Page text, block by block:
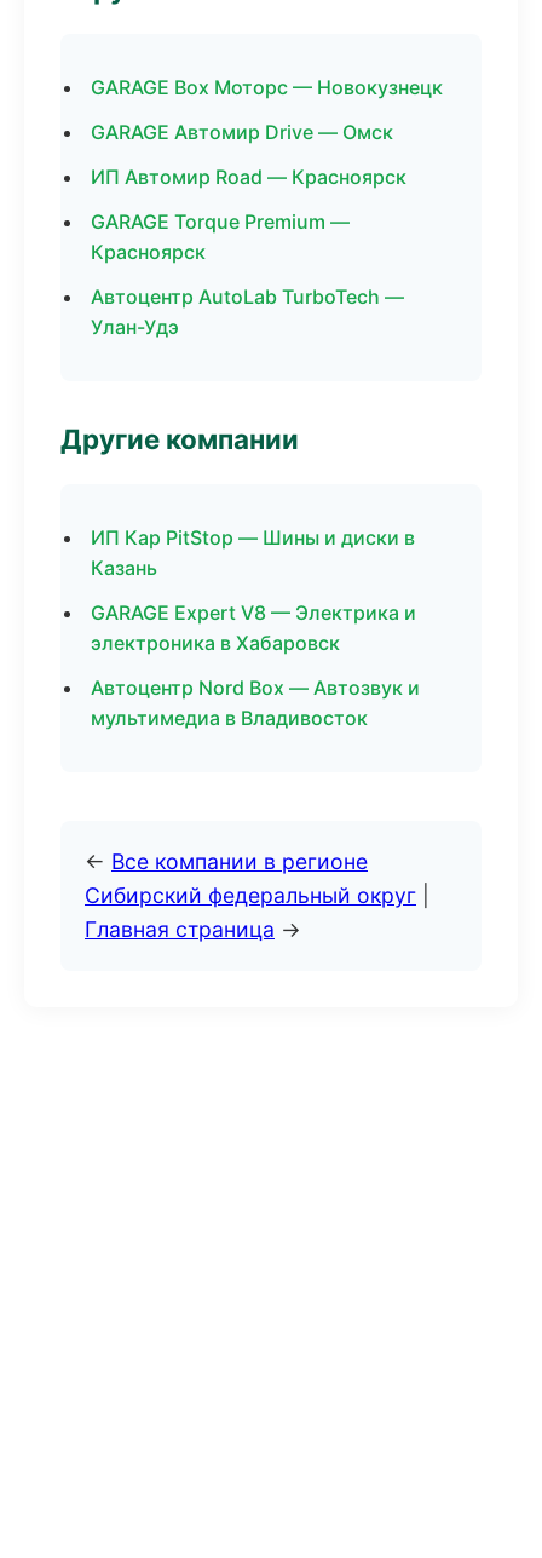
GARAGE Box Моторс — Новокузнецк
GARAGE Автомир Drive — Омск
ИП Автомир Road — Красноярск
GARAGE Torque Premium —
Красноярск
Автоцентр AutoLab TurboTech —
Улан-Удэ
Другие компании
ИП Кар PitStop — Шины и диски в
Казань
GARAGE Expert V8 — Электрика и
электроника в Хабаровск
Автоцентр Nord Box — Автозвук и
мультимедиа в Владивосток
← Все компании в регионе
Сибирский федеральный округ
Главная страница →